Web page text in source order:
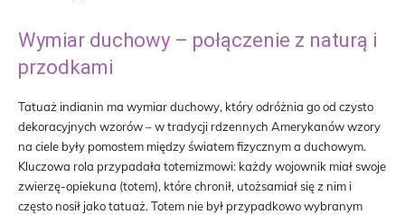
Wymiar duchowy – połączenie z naturą i
przodkami
Tatuaż indianin ma wymiar duchowy, który odróżnia go od czysto
dekoracyjnych wzorów – w tradycji rdzennych Amerykanów wzory
na ciele były pomostem między światem fizycznym a duchowym.
Kluczowa rola przypadała totemizmowi: każdy wojownik miał swoje
zwierzę-opiekuna (totem), które chronił, utożsamiał się z nim i
często nosił jako tatuaż. Totem nie był przypadkowo wybranym